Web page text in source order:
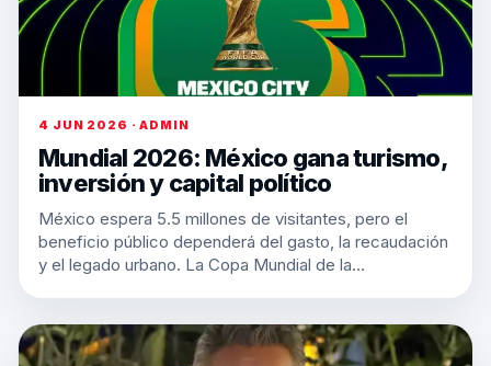
4 JUN 2026 · ADMIN
Mundial 2026: México gana turismo,
inversión y capital político
México espera 5.5 millones de visitantes, pero el
beneficio público dependerá del gasto, la recaudación
y el legado urbano. La Copa Mundial de la…